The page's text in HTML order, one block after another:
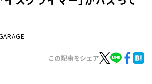
この記事をシェア